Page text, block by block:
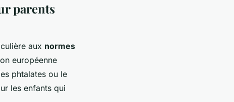
parents
aux normes
européenne
phtalates ou le
les enfants qui